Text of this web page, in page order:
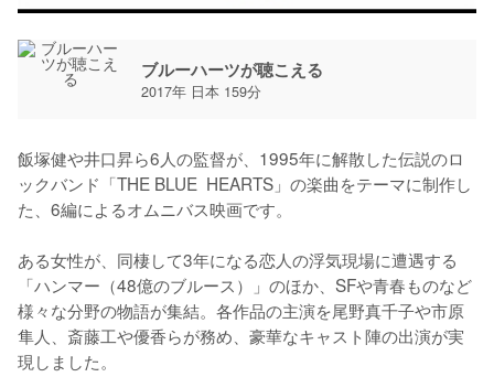
ブルーハーツが聴こえる
2017年 日本 159分
飯塚健や井口昇ら6人の監督が、1995年に解散した伝説のロ
ックバンド「THE BLUE  HEARTS」の楽曲をテーマに制作し
た、6編によるオムニバス映画です。
ある女性が、同棲して3年になる恋人の浮気現場に遭遇する
「ハンマー（48億のブルース）」のほか、SFや青春ものなど
様々な分野の物語が集結。各作品の主演を尾野真千子や市原
隼人、斎藤工や優香らが務め、豪華なキャスト陣の出演が実
現しました。